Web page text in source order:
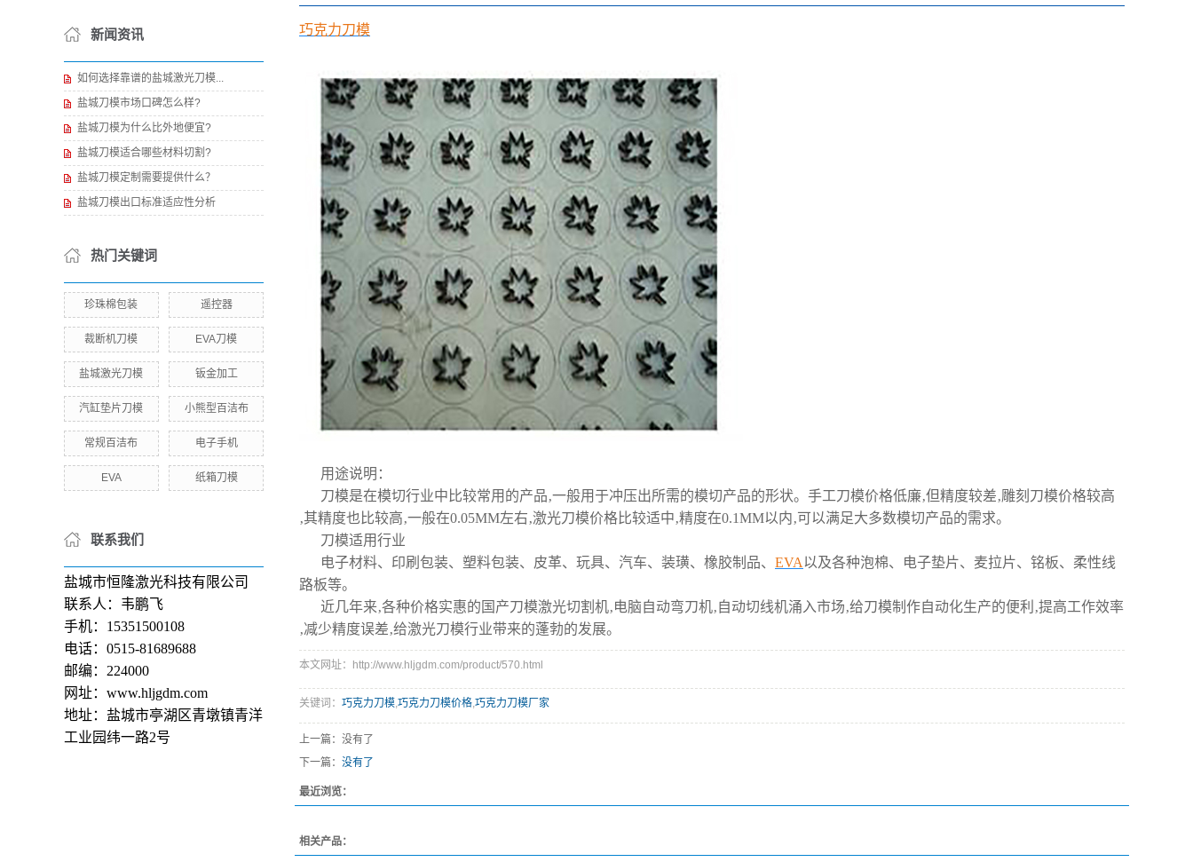
新闻资讯
如何选择靠谱的盐城激光刀模...
盐城刀模市场口碑怎么样?
盐城刀模为什么比外地便宜?
盐城刀模适合哪些材料切割?
盐城刀模定制需要提供什么？
盐城刀模出口标准适应性分析
热门关键词
珍珠棉包装 遥控器
裁断机刀模 EVA刀模
盐城激光刀模 钣金加工
汽缸垫片刀模 小熊型百洁布
常规百洁布 电子手机
EVA 纸箱刀模
联系我们
盐城市恒隆激光科技有限公司
联系人：韦鹏飞
手机：15351500108
电话：0515-81689688
邮编：224000
网址：www.hljgdm.com
地址：盐城市亭湖区青墩镇青洋
工业园纬一路2号
巧克力刀模
用途说明：
刀模是在模切行业中比较常用的产品‚一般用于冲压出所需的模切产品的形状。手工刀模价格低廉‚但精度较差‚雕刻刀模价格较高
‚其精度也比较高‚一般在0.05MM左右‚激光刀模价格比较适中‚精度在0.1MM以内‚可以满足大多数模切产品的需求。
刀模适用行业
电子材料、印刷包装、塑料包装、皮革、玩具、汽车、装璜、橡胶制品、 EVA以及各种泡棉、电子垫片、麦拉片、铭板、柔性线
路板等。
近几年来‚各种价格实惠的国产刀模激光切割机‚电脑自动弯刀机‚自动切线机涌入市场‚给刀模制作自动化生产的便利‚提高工作效率
‚减少精度误差‚给激光刀模行业带来的蓬勃的发展。
本文网址：http://www.hljgdm.com/product/570.html
关键词： 巧克力刀模 巧克力刀模价格 巧克力刀模厂家
上一篇：没有了
下一篇： 没有了
最近浏览：
相关产品：